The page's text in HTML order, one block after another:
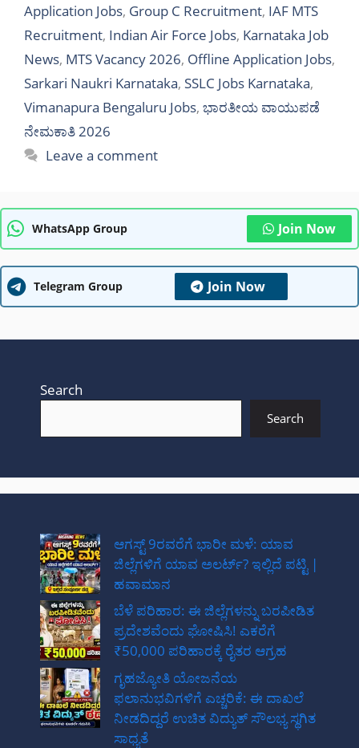
Application Jobs, Group C Recruitment, IAF MTS
Recruitment, Indian Air Force Jobs, Karnataka Job
News, MTS Vacancy 2026, Offline Application Jobs,
Sarkari Naukri Karnataka, SSLC Jobs Karnataka,
Vimanapura Bengaluru Jobs, ಭಾರತೀಯ ವಾಯುಪಡೆ
ನೇಮಕಾತಿ 2026
Leave a comment
WhatsApp Group Join Now
Telegram Group Join Now
Search
Search
ಆಗಸ್ಟ್ 9ರವರೆಗೆ ಭಾರೀ ಮಳೆ: ಯಾವ
ಜಿಲ್ಲೆಗಳಿಗೆ ಯಾವ ಅಲರ್ಟ್? ಇಲ್ಲಿದೆ ಪಟ್ಟಿ |
ಹವಾಮಾನ
ಬೆಳೆ ಪರಿಹಾರ: ಈ ಜಿಲ್ಲೆಗಳನ್ನು ಬರಪೀಡಿತ
ಪ್ರದೇಶವೆಂದು ಘೋಷಿಸಿ! ಎಕರೆಗೆ
₹50,000 ಪರಿಹಾರಕ್ಕೆ ರೈತರ ಆಗ್ರಹ
ಗೃಹಜ್ಯೋತಿ ಯೋಜನೆಯ
ಫಲಾನುಭವಿಗಳಿಗೆ ಎಚ್ಚರಿಕೆ: ಈ ದಾಖಲೆ
ನೀಡದಿದ್ದರೆ ಉಚಿತ ವಿದ್ಯುತ್ ಸೌಲಭ್ಯ ಸ್ಥಗಿತ
ಸಾಧ್ಯತೆ